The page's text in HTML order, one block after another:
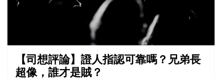
【司想評論】證人指認可靠嗎？兄弟長
超像，誰才是賊？